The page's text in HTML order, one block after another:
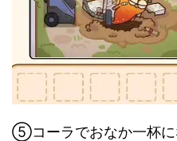
⑤コーラでおなか一杯に